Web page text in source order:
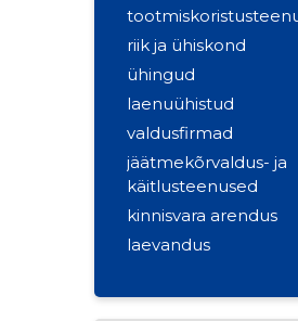
riik ja ühiskond
ühingud
laenuühistud
valdusfirmad
jäätmekõrvaldus- ja
käitlusteenused
kinnisvara arendus
laevandus
hoonete tööstuslik